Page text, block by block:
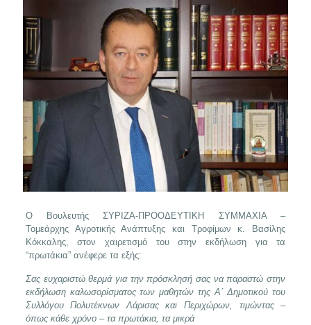
Ο Βουλευτής ΣΥΡΙΖΑ-ΠΡΟΟΔΕΥΤΙΚΗ ΣΥΜΜΑΧΙΑ –
Τομεάρχης Αγροτικής Ανάπτυξης και Τροφίμων κ. Βασίλης
Κόκκαλης, στον χαιρετισμό του στην εκδήλωση για τα
“πρωτάκια” ανέφερε τα εξής:
Σας ευχαριστώ θερμά για την πρόσκλησή σας να παραστώ στην
εκδήλωση καλωσορίσματος των μαθητών της Α΄ Δημοτικού του
Συλλόγου Πολυτέκνων Λάρισας και Περιχώρων, τιμώντας –
όπως κάθε χρόνο – τα πρωτάκια, τα μικρά